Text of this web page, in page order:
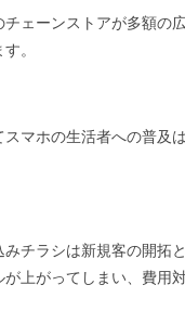
チェーンストアが多額の
。
スマホの生活者への普及
みチラシは新規客の開拓
上がってしまい、費用